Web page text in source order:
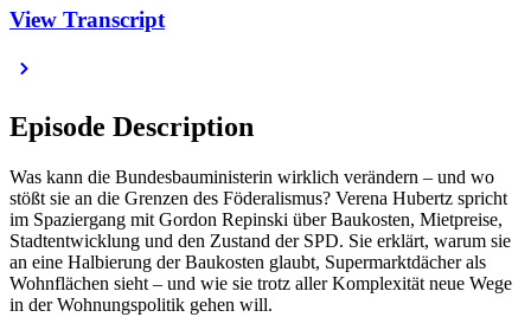
View Transcript
Episode Description
Was kann die Bundesbauministerin wirklich verändern – und wo
stößt sie an die Grenzen des Föderalismus? Verena Hubertz spricht
im Spaziergang mit Gordon Repinski über Baukosten, Mietpreise,
Stadtentwicklung und den Zustand der SPD. Sie erklärt, warum sie
an eine Halbierung der Baukosten glaubt, Supermarktdächer als
Wohnflächen sieht – und wie sie trotz aller Komplexität neue Wege
in der Wohnungspolitik gehen will.